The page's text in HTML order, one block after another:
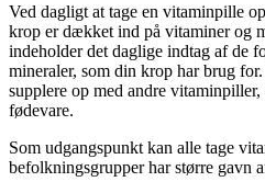
Ved dagligt at tage en vitaminpille
krop er dækket ind på vitaminer og
indeholder det daglige indtag af de
mineraler, som din krop har brug
supplere op med andre vitaminpiller,
fødevare.
Som udgangspunkt kan alle tage
befolkningsgrupper har større gavn